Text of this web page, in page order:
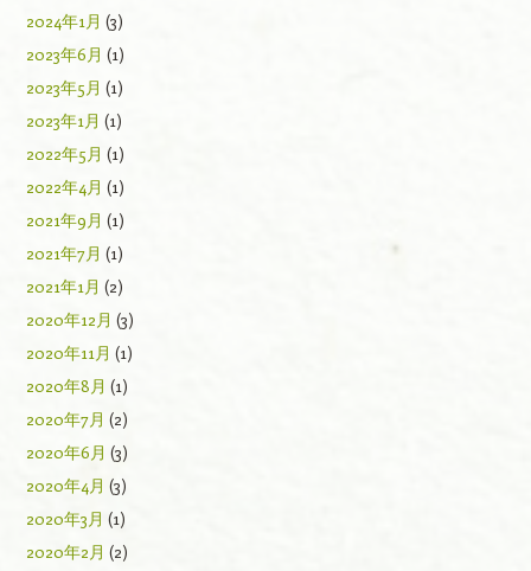
2024年1月 (3)
2023年6月 (1)
2023年5月 (1)
2023年1月 (1)
2022年5月 (1)
2022年4月 (1)
2021年9月 (1)
2021年7月 (1)
2021年1月 (2)
2020年12月 (3)
2020年11月 (1)
2020年8月 (1)
2020年7月 (2)
2020年6月 (3)
2020年4月 (3)
2020年3月 (1)
2020年2月 (2)